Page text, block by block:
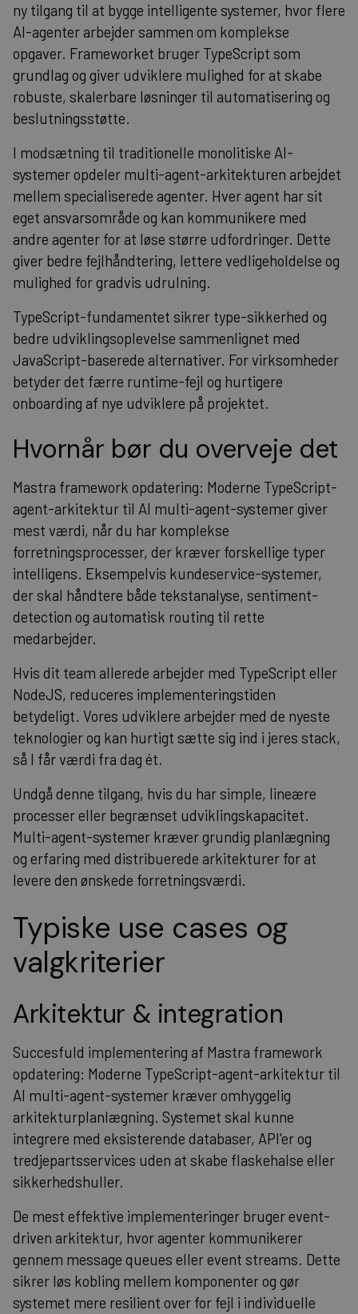
ny tilgang til at bygge intelligente systemer, hvor flere
AI-agenter arbejder sammen om komplekse
opgaver. Frameworket bruger TypeScript som
grundlag og giver udviklere mulighed for at skabe
robuste, skalerbare løsninger til automatisering og
beslutningsstøtte.
I modsætning til traditionelle monolitiske AI-
systemer opdeler multi-agent-arkitekturen arbejdet
mellem specialiserede agenter. Hver agent har sit
eget ansvarsområde og kan kommunikere med
andre agenter for at løse større udfordringer. Dette
giver bedre fejlhåndtering, lettere vedligeholdelse og
mulighed for gradvis udrulning.
TypeScript-fundamentet sikrer type-sikkerhed og
bedre udviklingsoplevelse sammenlignet med
JavaScript-baserede alternativer. For virksomheder
betyder det færre runtime-fejl og hurtigere
onboarding af nye udviklere på projektet.
Hvornår bør du overveje det
Mastra framework opdatering: Moderne TypeScript-
agent-arkitektur til AI multi-agent-systemer giver
mest værdi, når du har komplekse
forretningsprocesser, der kræver forskellige typer
intelligens. Eksempelvis kundeservice-systemer,
der skal håndtere både tekstanalyse, sentiment-
detection og automatisk routing til rette
medarbejder.
Hvis dit team allerede arbejder med TypeScript eller
NodeJS, reduceres implementeringstiden
betydeligt. Vores udviklere arbejder med de nyeste
teknologier og kan hurtigt sætte sig ind i jeres stack,
så I får værdi fra dag ét.
Undgå denne tilgang, hvis du har simple, lineære
processer eller begrænset udviklingskapacitet.
Multi-agent-systemer kræver grundig planlægning
og erfaring med distribuerede arkitekturer for at
levere den ønskede forretningsværdi.
Typiske use cases og
valgkriterier
Arkitektur & integration
Succesfuld implementering af Mastra framework
opdatering: Moderne TypeScript-agent-arkitektur til
AI multi-agent-systemer kræver omhyggelig
arkitekturplanlægning. Systemet skal kunne
integrere med eksisterende databaser, API'er og
tredjepartsservices uden at skabe flaskehalse eller
sikkerhedshuller.
De mest effektive implementeringer bruger event-
driven arkitektur, hvor agenter kommunikerer
gennem message queues eller event streams. Dette
sikrer løs kobling mellem komponenter og gør
systemet mere resilient over for fejl i individuelle